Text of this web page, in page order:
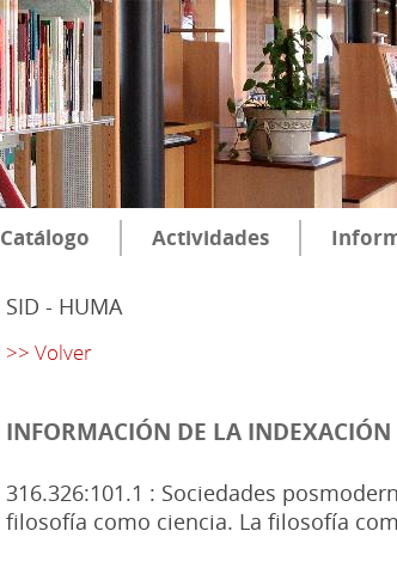
Catálogo Actividades
SID - HUMA
>> Volver
INFORMACIÓN DE LA INDEXACIÓN
316.326:101.1 : Sociedades
filosofía como ciencia. La filosofía